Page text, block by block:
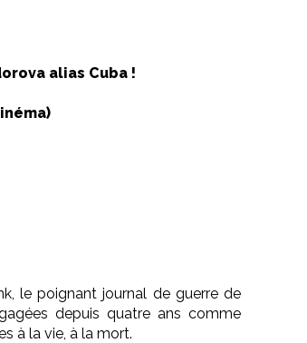
alias Cuba !
le poignant journal de guerre de
depuis quatre ans comme
à la vie, à la mort.